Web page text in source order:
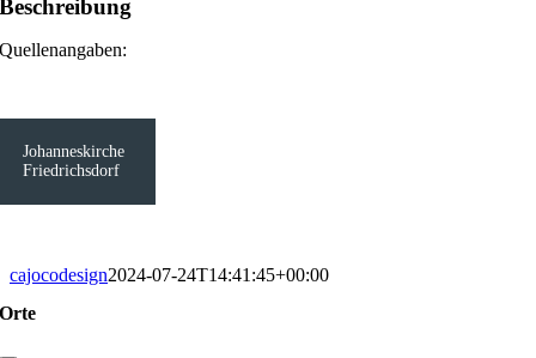
Beschreibung
Quellenangaben:
Johanneskirche
Friedrichsdorf
cajocodesign2024-07-24T14:41:45+00:00
Orte